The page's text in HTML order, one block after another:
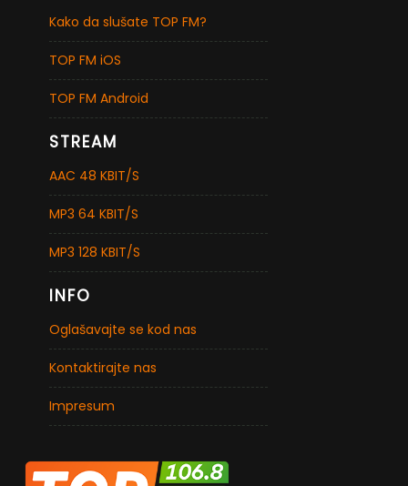
Kako da slušate TOP FM?
TOP FM iOS
TOP FM Android
STREAM
AAC 48 KBIT/S
MP3 64 KBIT/S
MP3 128 KBIT/S
INFO
Oglašavajte se kod nas
Kontaktirajte nas
Impresum